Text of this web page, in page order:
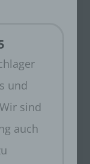
und
sind
auch